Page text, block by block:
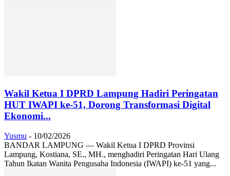
Wakil Ketua I DPRD Lampung Hadiri Peringatan
HUT IWAPI ke-51, Dorong Transformasi Digital
Ekonomi...
Yusmu - 10/02/2026
BANDAR LAMPUNG — Wakil Ketua I DPRD Provinsi
Lampung, Kostiana, SE., MH., menghadiri Peringatan Hari Ulang
Tahun Ikatan Wanita Pengusaha Indonesia (IWAPI) ke-51 yang...